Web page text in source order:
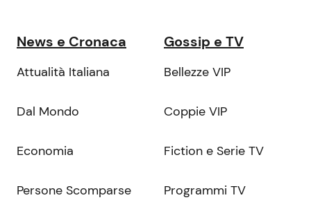
News e Cronaca
Attualità Italiana
Dal Mondo
Economia
Persone Scomparse
Gossip e TV
Bellezze VIP
Coppie VIP
Fiction e Serie TV
Programmi TV